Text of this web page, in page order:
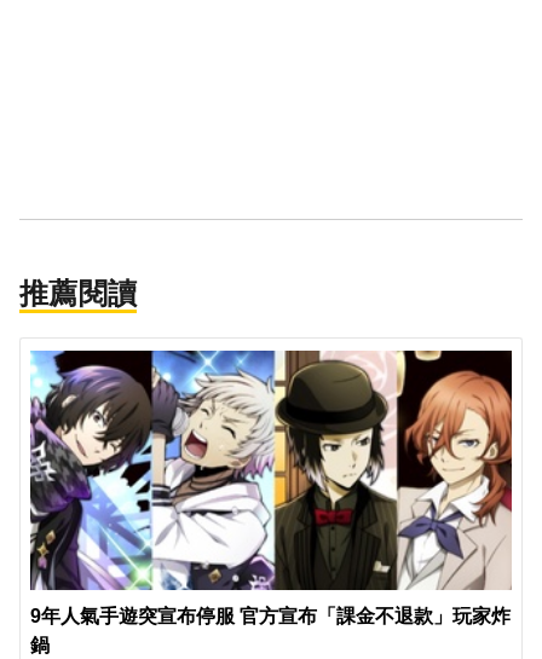
推薦閱讀
9年人氣手遊突宣布停服 官方宣布「課金不退款」玩家炸
鍋